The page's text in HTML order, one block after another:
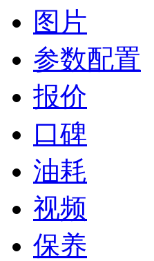
图片
参数配置
报价
口碑
油耗
视频
保养